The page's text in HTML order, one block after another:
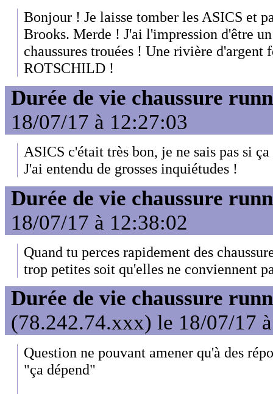
Bonjour ! Je laisse tomber les ASICS et
Brooks. Merde ! J'ai l'impression d'être
chaussures trouées ! Une rivière d'argent
ROTSCHILD !
Durée de vie chaussure
18/07/17 à 12:27:03
ASICS c'était très bon, je ne sais pas si
J'ai entendu de grosses inquiétudes !
Durée de vie chaussure
18/07/17 à 12:38:02
Quand tu perces rapidement des
trop petites soit qu'elles ne conviennent
Durée de vie chaussure
(78.242.74.xxx) le 18/07/17
Question ne pouvant amener qu'à des
"ça dépend"